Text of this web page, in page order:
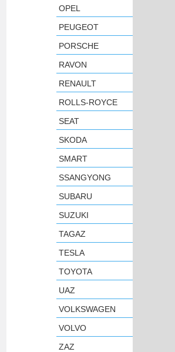
OPEL
PEUGEOT
PORSCHE
RAVON
RENAULT
ROLLS-ROYCE
SEAT
SKODA
SMART
SSANGYONG
SUBARU
SUZUKI
TAGAZ
TESLA
TOYOTA
UAZ
VOLKSWAGEN
VOLVO
ZAZ